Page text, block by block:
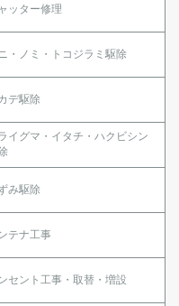
ッター修理
・ノミ・トコジラミ駆除
デ駆除
イグマ・イタチ・ハクビシン
み駆除
テナ工事
セント工事・取替・増設